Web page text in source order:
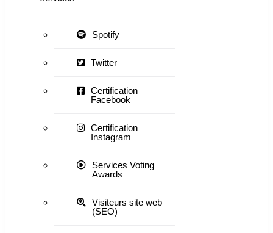
Spotify
Twitter
Certification
Facebook
Certification
Instagram
Services Voting
Awards
Visiteurs site web
(SEO)